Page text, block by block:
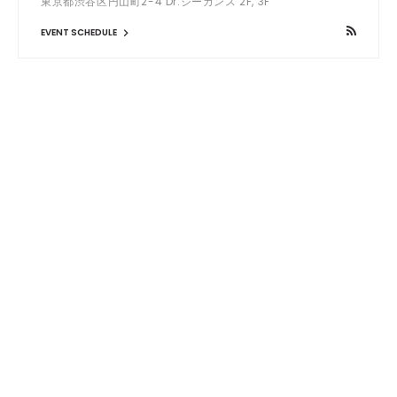
EVENT SCHEDULE